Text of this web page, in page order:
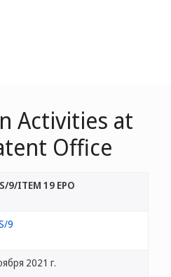
Activities at
Office
9/ITEM 19 EPO
9
2021 г.